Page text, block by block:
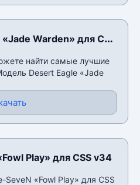
Warden» для CSS
найти самые лучшие
Desert Eagle «Jade
Play» для CSS v34
SeveN «Fowl Play» для CSS